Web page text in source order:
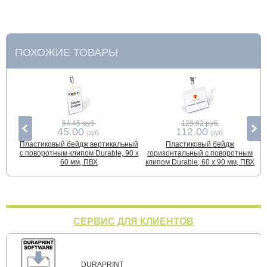
ПОХОЖИЕ ТОВАРЫ
54.45 руб.
45.00 руб.
Пластиковый бейдж вертикальный
с поворотным клипом Durable, 90 х
60 мм, ПВХ
129.92 руб.
112.00 руб.
Пластиковый бейдж
горизонтальный с поворотным
клипом Durable, 60 х 90 мм, ПВХ
СЕРВИС ДЛЯ КЛИЕНТОВ
DURAPRINT